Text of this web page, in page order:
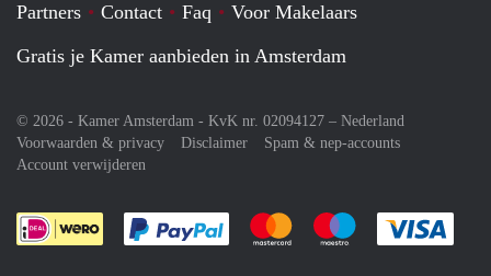
Partners Contact Faq
Voor Makelaars
Gratis je Kamer aanbieden in Amsterdam
© 2026 - Kamer Amsterdam - KvK nr. 02094127 – Nederland
Voorwaarden & privacy
Disclaimer
Spam & nep-accounts
Account verwijderen
Je rekent gemakkelijk af met Paypal
Je rekent gemakkelijk af met
Je rekent